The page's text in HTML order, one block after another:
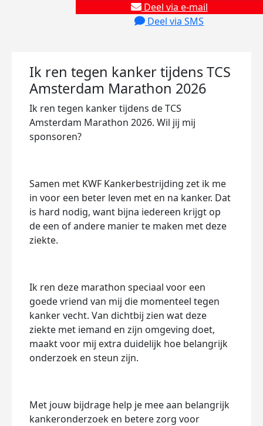
Deel via e-mail
Deel via SMS
Ik ren tegen kanker tijdens TCS
Amsterdam Marathon 2026
Ik ren tegen kanker tijdens deTCS
Amsterdam Marathon 2026. Wil jij mij
sponsoren?
Samen met KWF Kankerbestrijding zet ik me
in voor een beter leven met en na kanker. Dat
is hard nodig, want bijna iedereen krijgt op
de een of andere manier te maken met deze
ziekte.
Ik ren deze marathon speciaal voor een
goede vriend van mij die momenteel tegen
kanker vecht. Van dichtbij zien wat deze
ziekte met iemand en zijn omgeving doet,
maakt voor mij extra duidelijk hoe belangrijk
onderzoek en steun zijn.
Met jouw bijdrage help je mee aan belangrijk
kankeronderzoek en betere zorg voor